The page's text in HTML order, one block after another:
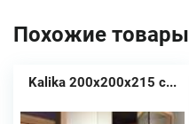
Похожие товары
Kalika 200x200x215 с...